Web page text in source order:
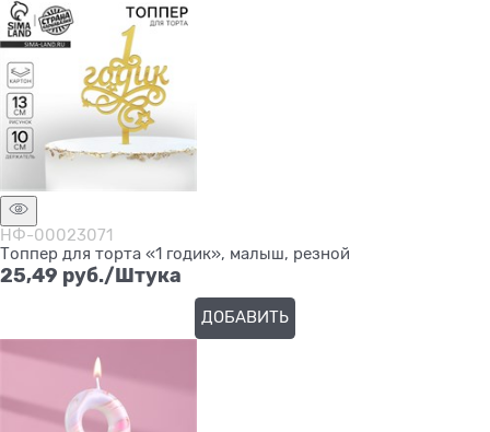
НФ-00023071
Топпер для торта «1 годик», малыш, резной
25,49 руб./Штука
ДОБАВИТЬ